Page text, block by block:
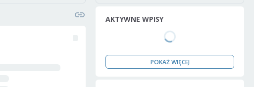
AKTYWNE WPISY
POKAŻ WIĘCEJ